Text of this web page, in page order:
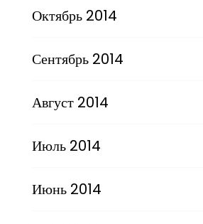
Октябрь 2014
Сентябрь 2014
Август 2014
Июль 2014
Июнь 2014